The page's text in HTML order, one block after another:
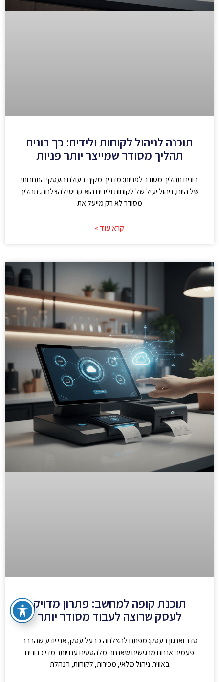
תוכנה לניהול לקוחות ולידים: כך בונים
תהליך מסודר שמייצר יותר פניות
בונים תהליך מסודר לפניות: מדריך מקיף בעולם העסקי התחרותי
של היום, ניהול יעיל של לקוחות ולידים הוא קריטי להצלחה. תהליך
מסודר לא רק מייעל את
קרא עוד »
תוכנת קופה למחשב: פתרון מדויק
לעסק שרוצה לעבוד מסודר יותר
סדר וארגון בעסק: מפתח להצלחה כבעל עסק, אני יודע שהרבה
פעמים אנחנו מרגישים שאנחנו מלהטטים עם יותר מדי כדורים
באוויר. ניהול מלאי, מכירות, לקוחות, הנהלת